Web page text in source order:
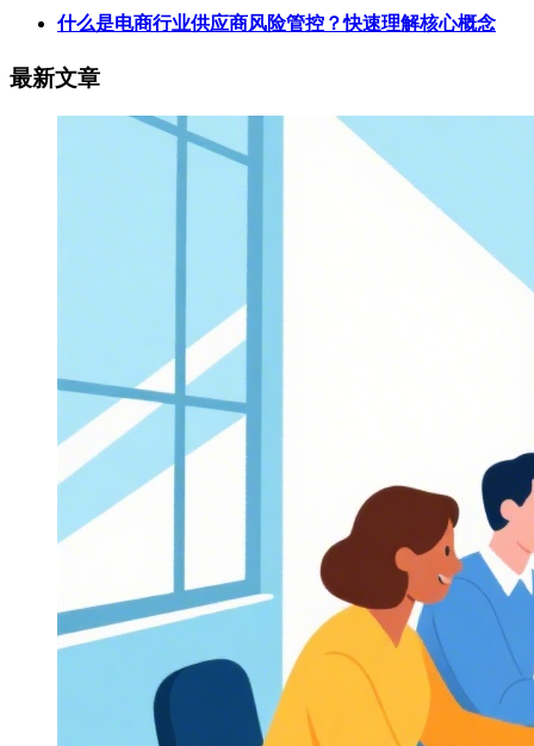
什么是电商行业供应商风险管控？快速理解核心概念
最新文章